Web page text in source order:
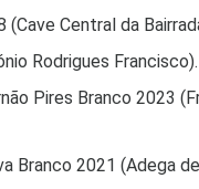
Central da
Rodrigues Francisco).
Pires Branco 2023
Branco 2021 (Adega